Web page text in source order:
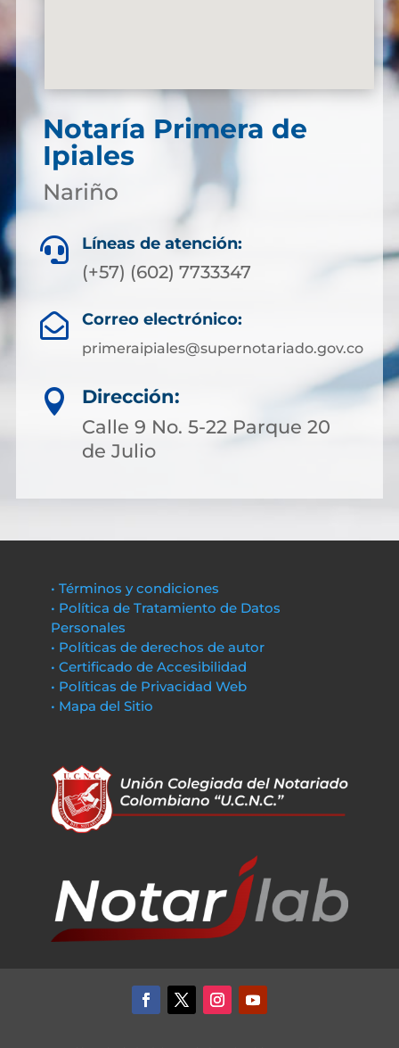
Notaría Primera de
Ipiales
Nariño
 Líneas de atención:
(+57) (602) 7733347
 Correo electrónico:
primeraipiales@supernotariado.gov.co

Dirección:
Calle 9 No. 5-22 Parque 20
de Julio
• Términos y condiciones
• Política de Tratamiento de Datos
Personales
• Políticas de derechos de autor
• Certificado de Accesibilidad
• Políticas de Privacidad Web
• Mapa del Sitio